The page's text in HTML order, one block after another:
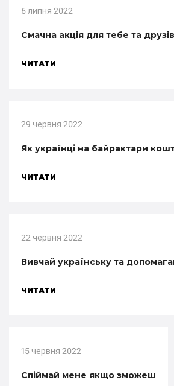
6 липня 2022
Смачна акція для тебе та друзів
ЧИТАТИ
29 червня 2022
Як українці на байрактари
ЧИТАТИ
22 червня 2022
Вивчай українську та
ЧИТАТИ
15 червня 2022
Спіймай мене якщо зможеш